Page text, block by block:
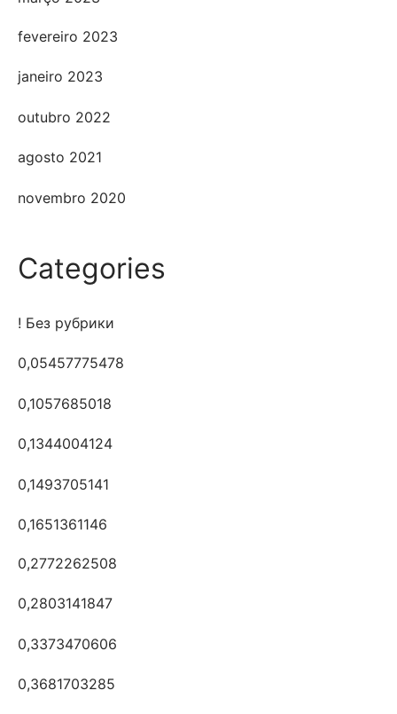
fevereiro 2023
janeiro 2023
outubro 2022
agosto 2021
novembro 2020
Categories
! Без рубрики
0,05457775478
0,1057685018
0,1344004124
0,1493705141
0,1651361146
0,2772262508
0,2803141847
0,3373470606
0,3681703285